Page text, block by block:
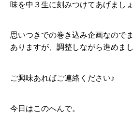
味を中３生に刻みつけてあげまし
思いつきでの巻き込み企画なので
ありますが、調整しながら進めまし
ご興味あればご連絡ください♪
今日はこのへんで。